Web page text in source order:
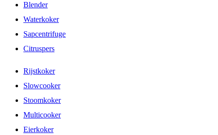
Blender
Waterkoker
Sapcentrifuge
Citruspers
Rijstkoker
Slowcooker
Stoomkoker
Multicooker
Eierkoker